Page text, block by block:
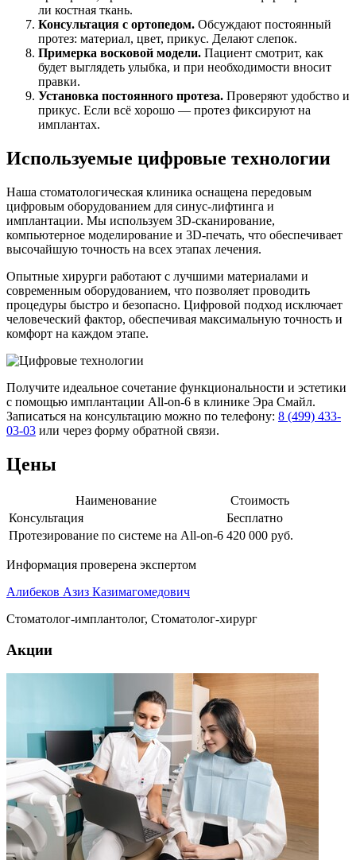
ли костная ткань.
Консультация с ортопедом. Обсуждают постоянный
протез: материал, цвет, прикус. Делают слепок.
Примерка восковой модели. Пациент смотрит, как
будет выглядеть улыбка, и при необходимости вносит
правки.
Установка постоянного протеза. Проверяют удобство и
прикус. Если всё хорошо — протез фиксируют на
имплантах.
Используемые цифровые технологии
Наша стоматологическая клиника оснащена передовым
цифровым оборудованием для синус-лифтинга и
имплантации. Мы используем 3D-сканирование,
компьютерное моделирование и 3D-печать, что обеспечивает
высочайшую точность на всех этапах лечения.
Опытные хирурги работают с лучшими материалами и
современным оборудованием, что позволяет проводить
процедуры быстро и безопасно. Цифровой подход исключает
человеческий фактор, обеспечивая максимальную точность и
комфорт на каждом этапе.
Получите идеальное сочетание функциональности и эстетики
с помощью имплантации All-on-6 в клинике Эра Смайл.
Записаться на консультацию можно по телефону: 8 (499) 433-
03-03 или через форму обратной связи.
Цены
Наименование
Стоимость
Консультация
Бесплатно
Протезирование по системе на All-on-6 420 000 руб.
Информация проверена экспертом
Алибеков Азиз Казимагомедович
Стоматолог-имплантолог, Стоматолог-хирург
Акции